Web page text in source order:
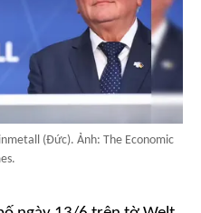
(Đức). Ảnh: The Economic